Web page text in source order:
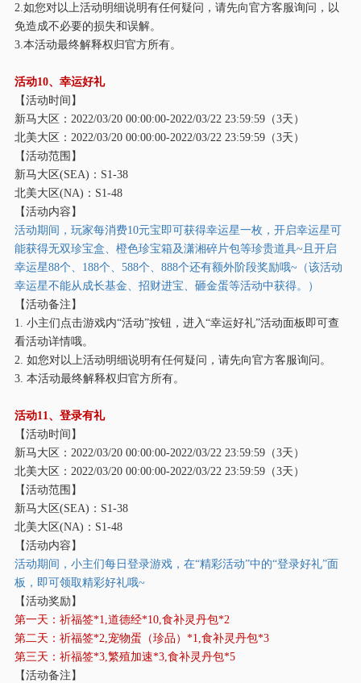
2.如您对以上活动明细说明有任何疑问，请先向官方客服询问，以
免造成不必要的损失和误解。
3.本活动最终解释权归官方所有。
活动10、幸运好礼
【活动时间】
新马大区： 2022/03/20 00:00:00-2022/03/22 23:59:59（3天）
北美大区： 2022/03/20 00:00:00-2022/03/22 23:59:59（3天）
【活动范围】
新马大区(SEA)：S1-38
北美大区(NA)：S1-48
【活动内容】
活动期间，玩家每消费10元宝即可获得幸运星一枚，开启幸运星可
能获得无双珍宝盒、橙色珍宝箱及潇湘碎片包等珍贵道具~且开启
幸运星88个、188个、588个、888个还有额外阶段奖励哦~（该活动
幸运星不能从成长基金、招财进宝、砸金蛋等活动中获得。）
【活动备注】
1. 小主们点击游戏内“活动”按钮，进入“幸运好礼”活动面板即可查
看活动详情哦。
2. 如您对以上活动明细说明有任何疑问，请先向官方客服询问。
3. 本活动最终解释权归官方所有。
活动11、登录有礼
【活动时间】
新马大区： 2022/03/20 00:00:00-2022/03/22 23:59:59（3天）
北美大区： 2022/03/20 00:00:00-2022/03/22 23:59:59（3天）
【活动范围】
新马大区(SEA)：S1-38
北美大区(NA)：S1-48
【活动内容】
活动期间，小主们每日登录游戏，在“精彩活动”中的“登录好礼”面
板，即可领取精彩好礼哦~
【活动奖励】
第一天：祈福签*1,道德经*10,食补灵丹包*2
第二天：祈福签*2,宠物蛋（珍品）*1,食补灵丹包*3
第三天：祈福签*3,繁殖加速*3,食补灵丹包*5
【活动备注】